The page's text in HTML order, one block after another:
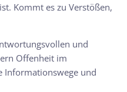
Kommt es zu Verstößen,
und
Offenheit im
Informationswege und